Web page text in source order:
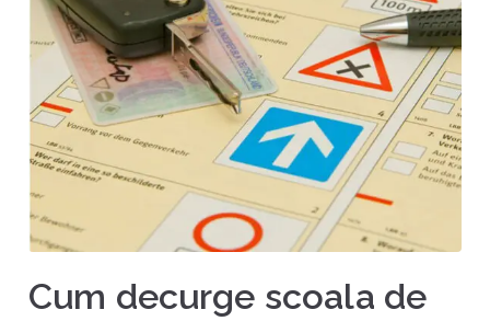
3,Sec
tor
4,Per
mis
auto,
Cum decurge scoala de